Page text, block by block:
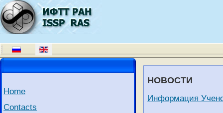
Home
Contacts
НОВОСТИ
Информация